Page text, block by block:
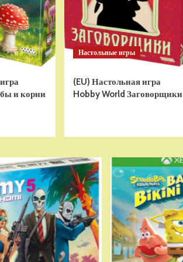
и корни
Настольные игры
(EU) Настольная игра
Hobby World Заговорщики